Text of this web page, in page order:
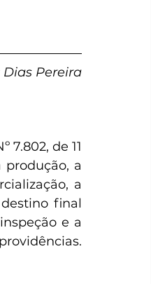
Dias Pereira
7.802, de 11
produção, a
a
final
e a